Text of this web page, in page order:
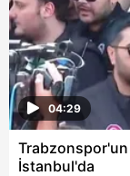
04:29
İstanbul'da